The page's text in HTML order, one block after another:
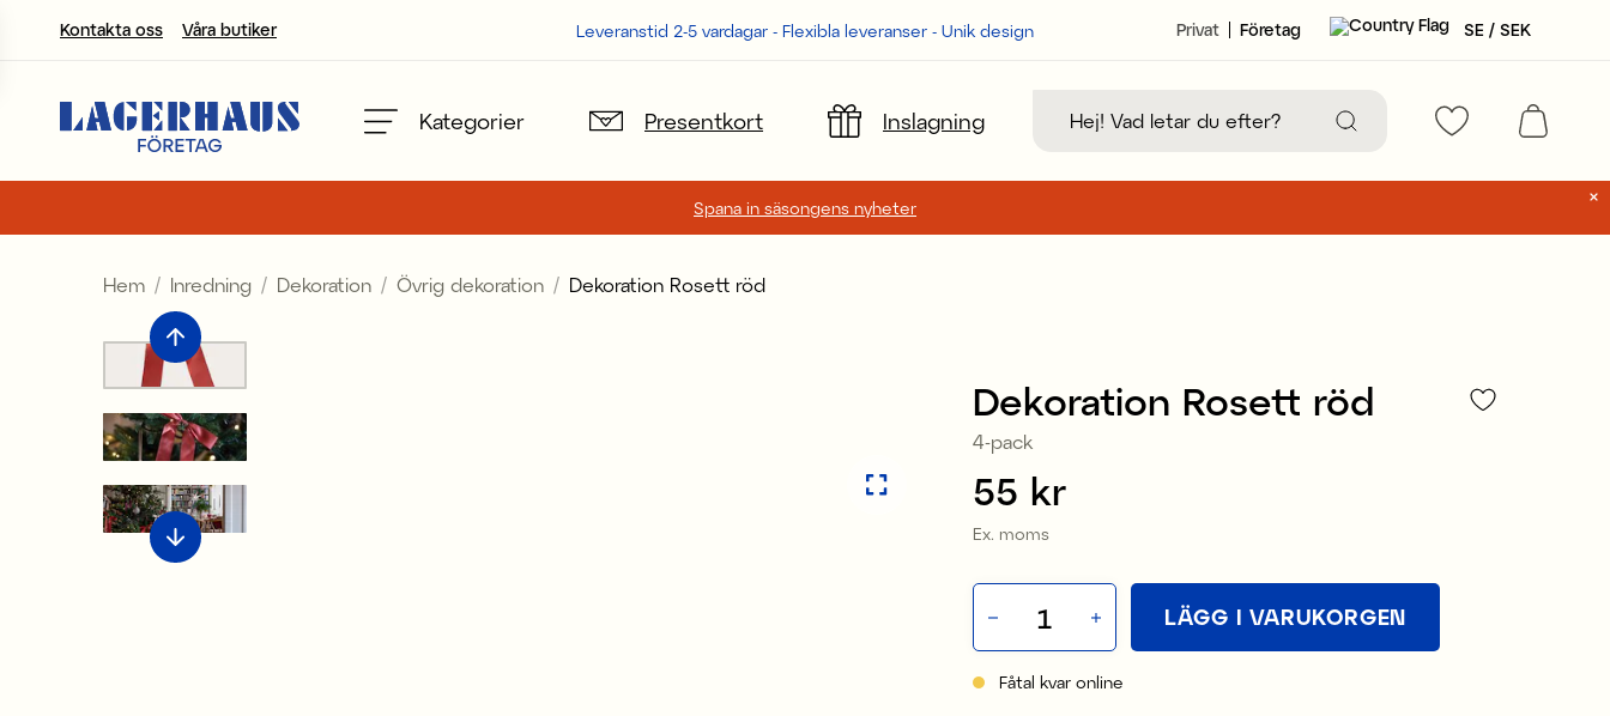
Kontakta oss Våra butiker Leveranstid 2-5 vardagar - Flexibla leveranser - Unik design Privat Företag SE / SEK
Kategorier Presentkort Inslagning
Spana in säsongens nyheter
Välj språk / valuta
FI / EUR
NO / NKR
SE / SEK
Hem Inredning Dekoration Övrig dekoration Dekoration Rosett röd
Dekoration Rosett röd
4-pack
Pris:55 kr
55 kr
Ex. moms
LÄGG I VARUKORGEN
Fåtal kvar online